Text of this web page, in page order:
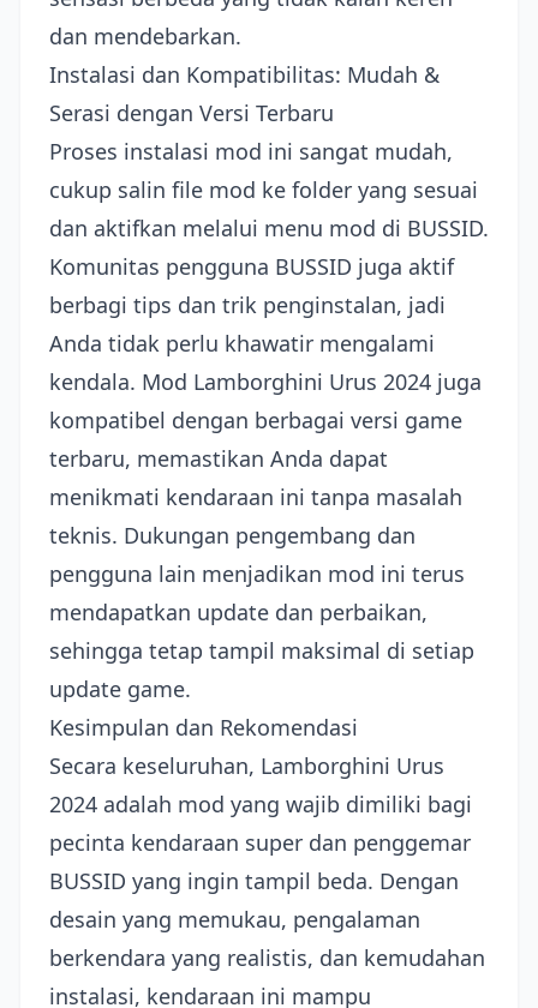
dan mendebarkan.
Instalasi dan Kompatibilitas: Mudah &
Serasi dengan Versi Terbaru
Proses instalasi mod ini sangat mudah,
cukup salin file mod ke folder yang sesuai
dan aktifkan melalui menu mod di BUSSID.
Komunitas pengguna BUSSID juga aktif
berbagi tips dan trik penginstalan, jadi
Anda tidak perlu khawatir mengalami
kendala. Mod Lamborghini Urus 2024 juga
kompatibel dengan berbagai versi game
terbaru, memastikan Anda dapat
menikmati kendaraan ini tanpa masalah
teknis. Dukungan pengembang dan
pengguna lain menjadikan mod ini terus
mendapatkan update dan perbaikan,
sehingga tetap tampil maksimal di setiap
update game.
Kesimpulan dan Rekomendasi
Secara keseluruhan, Lamborghini Urus
2024 adalah mod yang wajib dimiliki bagi
pecinta kendaraan super dan penggemar
BUSSID yang ingin tampil beda. Dengan
desain yang memukau, pengalaman
berkendara yang realistis, dan kemudahan
instalasi, kendaraan ini mampu